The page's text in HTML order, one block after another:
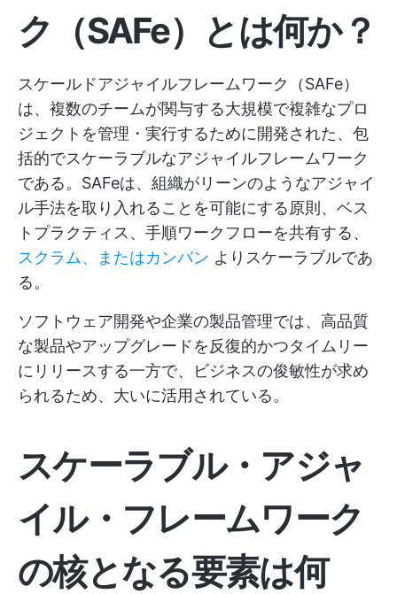
ク（SAFe）とは何か？
スケールドアジャイルフレームワーク（SAFe）
は、複数のチームが関与する大規模で複雑なプロ
ジェクトを管理・実行するために開発された、包
括的でスケーラブルなアジャイルフレームワーク
である。SAFeは、組織がリーンのようなアジャイ
ル手法を取り入れることを可能にする原則、ベス
トプラクティス、手順ワークフローを共有する、
スクラム、またはカンバン よりスケーラブルであ
る。
ソフトウェア開発や企業の製品管理では、高品質
な製品やアップグレードを反復的かつタイムリー
にリリースする一方で、ビジネスの俊敏性が求め
られるため、大いに活用されている。
スケーラブル・アジャ
イル・フレームワーク
の核となる要素は何